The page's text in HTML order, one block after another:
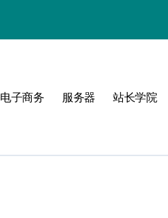
电子商务 服务器 站长学院